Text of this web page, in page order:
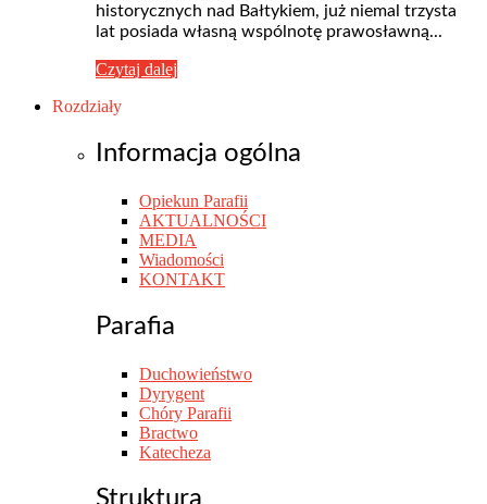
historycznych nad Bałtykiem, już niemal trzysta
lat posiada własną wspólnotę prawosławną...
Czytaj dalej
Rozdziały
Informacja ogólna
Opiekun Parafii
AKTUALNOŚCI
MEDIA
Wiadomości
KONTAKT
Parafia
Duchowieństwo
Dyrygent
Chóry Parafii
Bractwo
Katecheza